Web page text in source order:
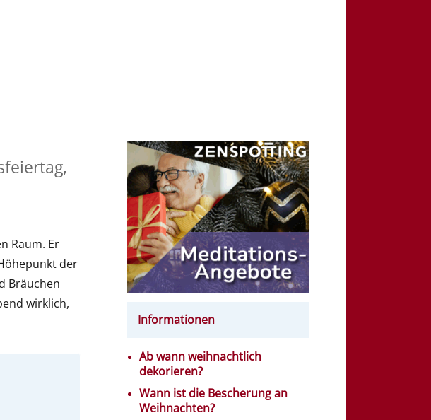
Raum. Er
der
Bräuchen
wirklich,
Informationen
Ab wann weihnachtlich
dekorieren?
Wann ist die Bescherung an
Weihnachten?